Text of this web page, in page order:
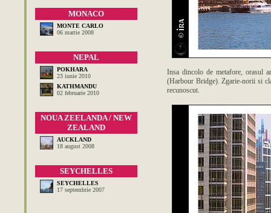
MONACO
MONTE CARLO
06 martie 2008
NEPAL
POKHARA
23 iunie 2010
KATHMANDU
02 februarie 2010
NOUA ZEELANDA / NEW
ZEALAND
AUCKLAND
18 august 2008
SEYCHELLES
SEYCHELLES
17 septembrie 2007
Insa dincolo de metafore, orasul
(Harbour Bridge). Zgarie-norii si
recunoscut.